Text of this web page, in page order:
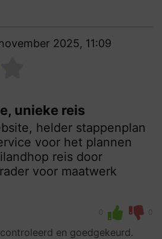
2025, 11:09
unieke reis
helder stappenplan
voor het plannen
reis door
voor maatwerk
0 0
en goedgekeurd.